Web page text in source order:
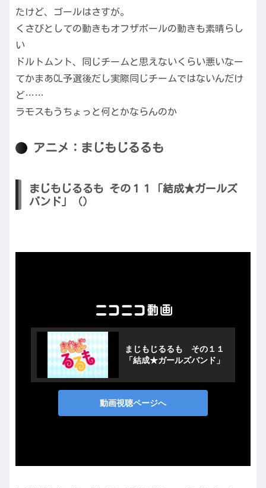
たけど、ゴールはさすが。
くさびとしての動きもオフザボールの動きも素晴らし
い
ドルトムント、同じチームと思えないくらい悪いなー
てかまあCL予選後だし実際同じチームではないんだけ
ど……
ラモスもうちょっと何とかならんのか
アニメ：まじもじるるも
まじもじるるも その１１「結成★ガールズ
バンド」（）